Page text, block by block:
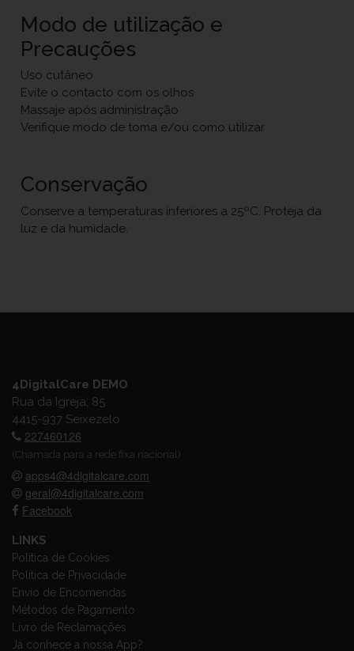
Modo de utilização e
Precauções
Uso cutâneo
Evite o contacto com os olhos
Massaje após administração
Verifique modo de toma e/ou como utilizar
Conservação
Conserve a temperaturas inferiores a 25ºC. Proteja da
luz e da humidade.
4DigitalCare DEMO
Rua da Igreja, 85
4415-937 Seixezelo
227460126
(Chamada para a rede fixa nacional)
apps4@4digitalcare.com
geral@4digitalcare.com
Facebook
LINKS
Política de Cookies
Política de Privacidade
Envio de Encomendas
Métodos de Pagamento
Livro de Reclamações
Já conhece a nossa App?